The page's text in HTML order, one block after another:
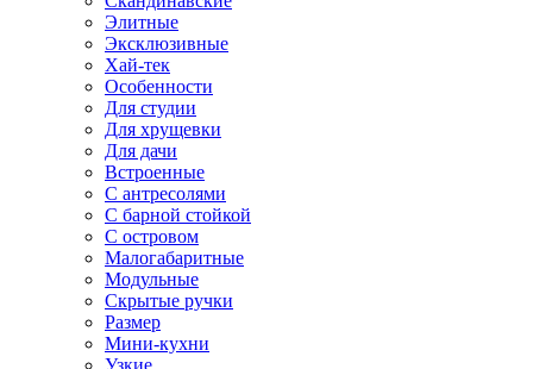
Элитные
Эксклюзивные
Хай-тек
Особенности
Для студии
Для хрущевки
Для дачи
Встроенные
С антресолями
С барной стойкой
С островом
Малогабаритные
Модульные
Скрытые ручки
Размер
Мини-кухни
Узкие